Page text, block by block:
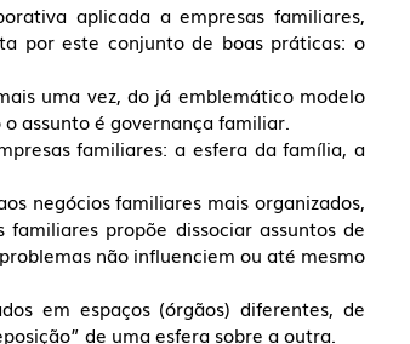
aplicada a empresas familiares,
por este conjunto de boas práticas: o
uma vez, do já emblemático modelo
assunto é governança familiar.
familiares: a esfera da família, a
negócios familiares mais organizados,
propõe dissociar assuntos de
não influenciem ou até mesmo
em espaços (órgãos) diferentes, de
de uma esfera sobre a outra.